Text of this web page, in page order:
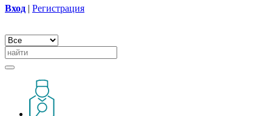
Вход | Регистрация